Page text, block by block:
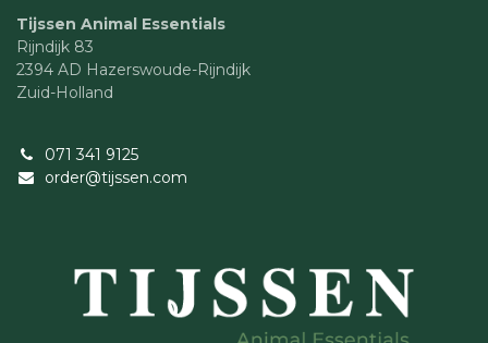
Tijssen Animal Essentials
Rijndijk 83
2394 AD Hazerswoude-Rijndijk
Zuid-Holland
071 341 9125
order@tijssen.com